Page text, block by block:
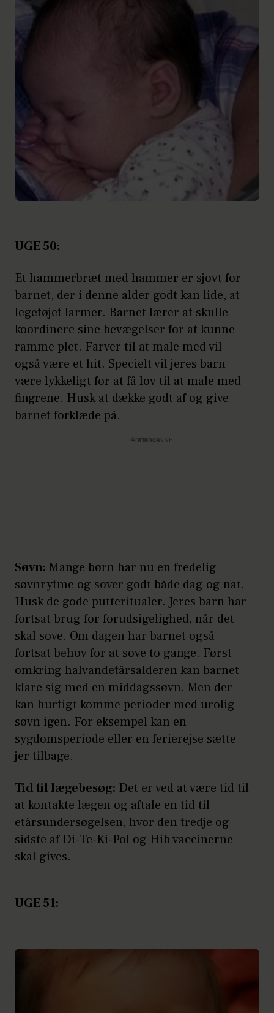
UGE 50:
Et hammerbræt med hammer er sjovt for
barnet, der i denne alder godt kan lide, at
legetøjet larmer. Barnet lærer at skulle
koordinere sine bevægelser for at kunne
ramme plet. Farver til at male med vil
også være et hit. Specielt vil jeres barn
være lykkeligt for at få lov til at male med
fingrene. Husk at dække godt af og give
barnet forklæde på.
Annonce
Søvn: Mange børn har nu en fredelig
søvnrytme og sover godt både dag og nat.
Husk de gode putteritualer. Jeres barn har
fortsat brug for forudsigelighed, når det
skal sove. Om dagen har barnet også
fortsat behov for at sove to gange. Først
omkring halvandetårsalderen kan barnet
klare sig med en middagssøvn. Men der
kan hurtigt komme perioder med urolig
søvn igen. For eksempel kan en
sygdomsperiode eller en ferierejse sætte
jer tilbage.
Tid til lægebesøg: Det er ved at være tid til
at kontakte lægen og aftale en tid til
etårsundersøgelsen, hvor den tredje og
sidste af Di-Te-Ki-Pol og Hib vaccinerne
skal gives.
UGE 51: